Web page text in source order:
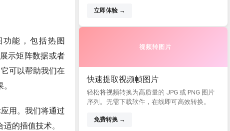
能，包括热图
示矩阵数据或者
可以帮助我们在
用。我们将通过
的插值技术。
立即体验 →
视频转图片
快速提取视频帧图片
轻松将视频转换为高质量的 JPG 或 PNG 图片
序列。无需下载软件，在线即可高效转换。
免费转换 →